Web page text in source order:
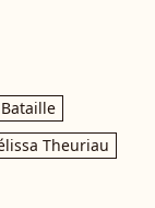
Theuriau